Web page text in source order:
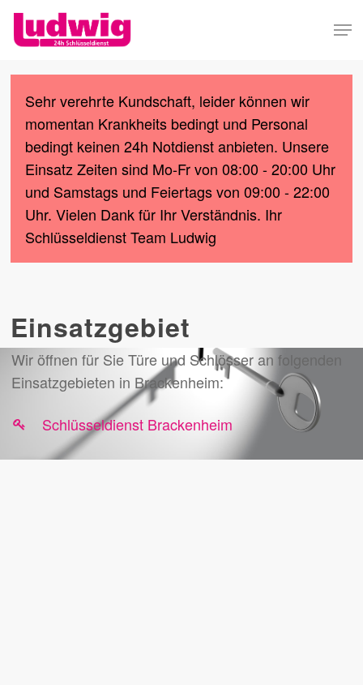
Skip
content
Sehr verehrte Kundschaft, leider können wir
momentan Krankheits bedingt und Personal
bedingt keinen 24h Notdienst anbieten. Unsere
Einsatz Zeiten sind Mo-Fr von 08:00 - 20:00 Uhr
und Samstags und Feiertags von 09:00 - 22:00
Uhr. Vielen Dank für Ihr Verständnis. Ihr
Schlüsseldienst Team Ludwig
Einsatzgebiet
Wir öffnen für Sie Türe und Schlösser an folgenden
Einsatzgebieten in Brackenheim:
Schlüsseldienst Brackenheim
Menu